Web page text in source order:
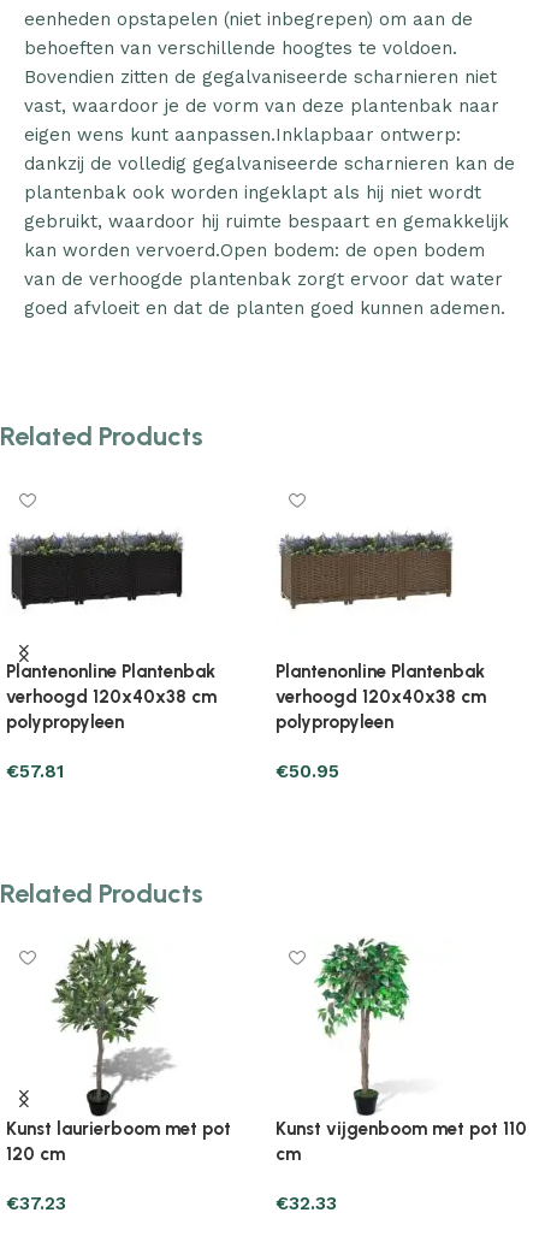
eenheden opstapelen (niet inbegrepen) om aan de
behoeften van verschillende hoogtes te voldoen.
Bovendien zitten de gegalvaniseerde scharnieren niet
vast, waardoor je de vorm van deze plantenbak naar
eigen wens kunt aanpassen.Inklapbaar ontwerp:
dankzij de volledig gegalvaniseerde scharnieren kan de
plantenbak ook worden ingeklapt als hij niet wordt
gebruikt, waardoor hij ruimte bespaart en gemakkelijk
kan worden vervoerd.Open bodem: de open bodem
van de verhoogde plantenbak zorgt ervoor dat water
goed afvloeit en dat de planten goed kunnen ademen.
Related Products
Plantenonline Plantenbak
verhoogd 120x40x38 cm
polypropyleen
€48.99
Plantenonline Plantenbak
verhoogd 120x40x71 cm
polypropyleen
€71.53
Related Products
Kunst laurierboom met pot
120 cm
€37.23
Kunst vijgenboom met pot 110
cm
€32.33